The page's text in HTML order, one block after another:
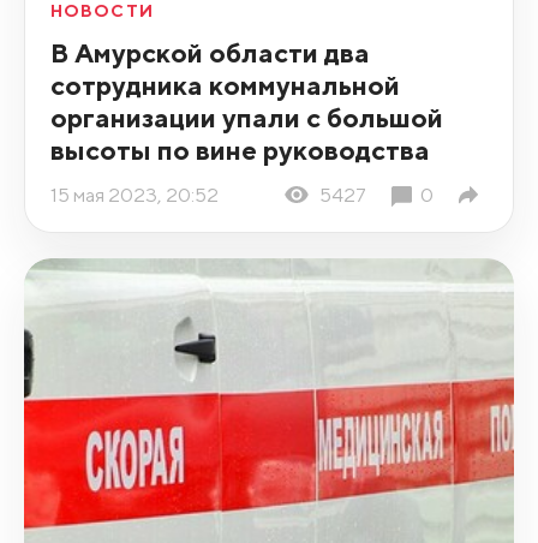
НОВОСТИ
В Амурской области два
сотрудника коммунальной
организации упали с большой
высоты по вине руководства
15 мая 2023, 20:52 5427 0